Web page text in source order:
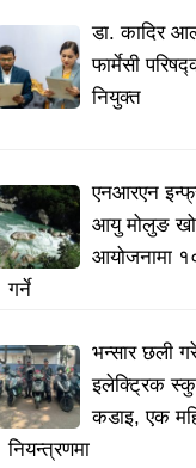
डा. कादिर
फार्मेसी
नियुक्त
एनआरएन
आयु मोलुङ
आयोजनामा
गर्ने
भन्सार छली
इलेक्ट्रिक
कडाइ, एक
नियन्त्रणमा